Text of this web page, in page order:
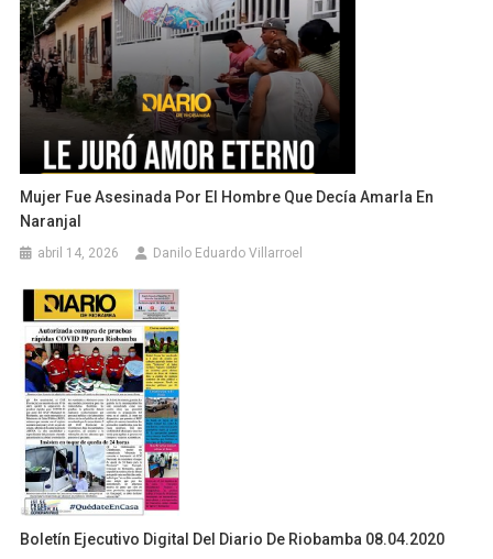
Mujer Fue Asesinada Por El Hombre Que Decía Amarla En
Naranjal
abril 14, 2026 Danilo Eduardo Villarroel
Boletín Ejecutivo Digital Del Diario De Riobamba 08.04.2020